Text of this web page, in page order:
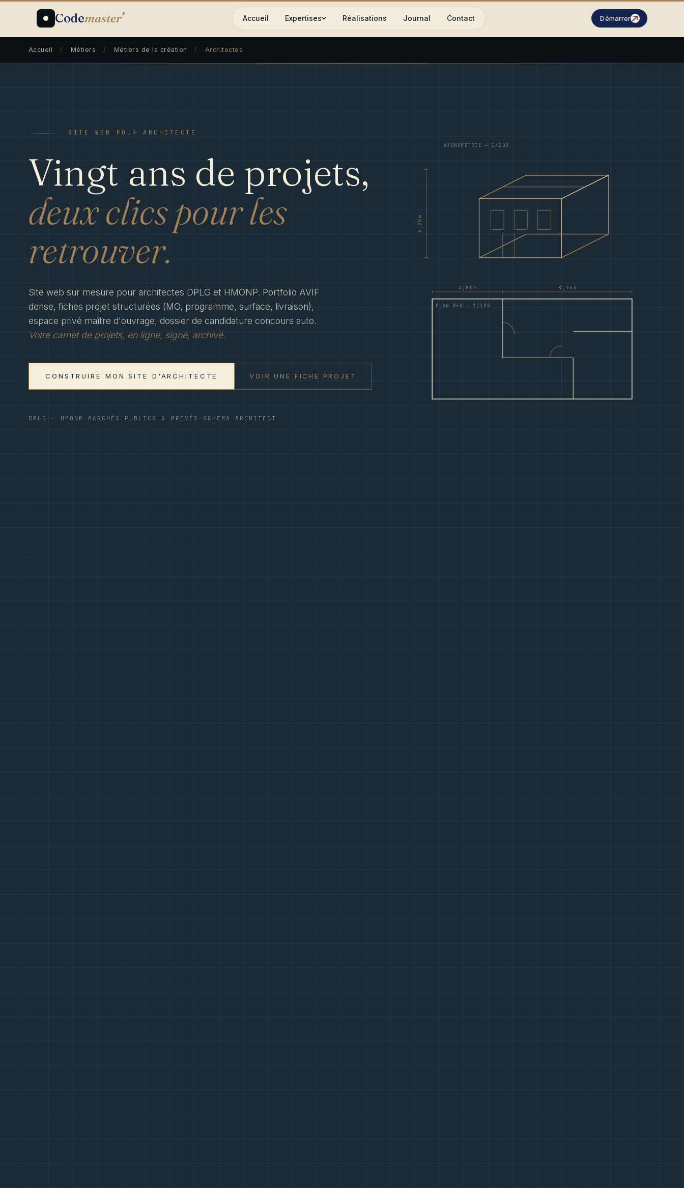
Codemaster® Accueil Expertises Réalisations Journal Contact Démarrer
Accueil / Métiers / Métiers de la création / Architectes
SITE WEB POUR ARCHITECTE
Vingt ans de projets,
deux clics pour les
retrouver.
Site web sur mesure pour architectes DPLG et HMONP. Portfolio AVIF
dense, fiches projet structurées (MO, programme, surface, livraison),
espace privé maître d'ouvrage, dossier de candidature concours auto.
Votre carnet de projets, en ligne, signé, archivé.
CONSTRUIRE MON SITE D'ARCHITECTE VOIR UNE FICHE PROJET
DPLG · HMONP · MARCHÉS PUBLICS & PRIVÉS · SCHEMA ARCHITECT
4,80m 8,75m
PLAN R+0 — 1/100
6,20m
AXONOMÉTRIE — 1/200